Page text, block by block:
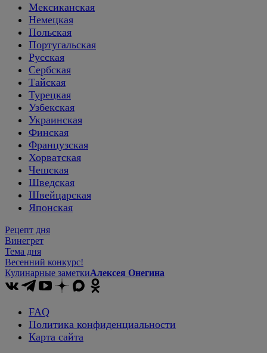
Мексиканская
Немецкая
Польская
Португальская
Русская
Сербская
Тайская
Турецкая
Узбекская
Украинская
Финская
Французская
Хорватская
Чешская
Шведская
Швейцарская
Японская
Рецепт дня
Винегрет
Тема дня
Весенний конкурс!
Кулинарные заметкиАлексея Онегина
FAQ
Политика конфиденциальности
Карта сайта